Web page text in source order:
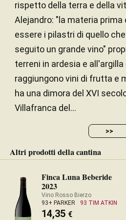
rispetto della terra e della
Alejandro: "la materia prima
essere i pilastri di quello
seguito un grande vino"
terreni in ardesia e all'argilla
raggiungono vini di frutta e
ha una dimora del XVI
Villafranca del...
>>
Altri prodotti della cantina
Finca Luna Beberide
2023
Vino Rosso Bierzo
93+ PARKER
93 TIM ATKIN
14,35 €